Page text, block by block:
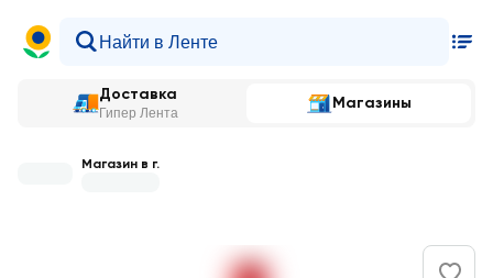
Доставка
Гипер Лента
Магазины
Магазин в г.